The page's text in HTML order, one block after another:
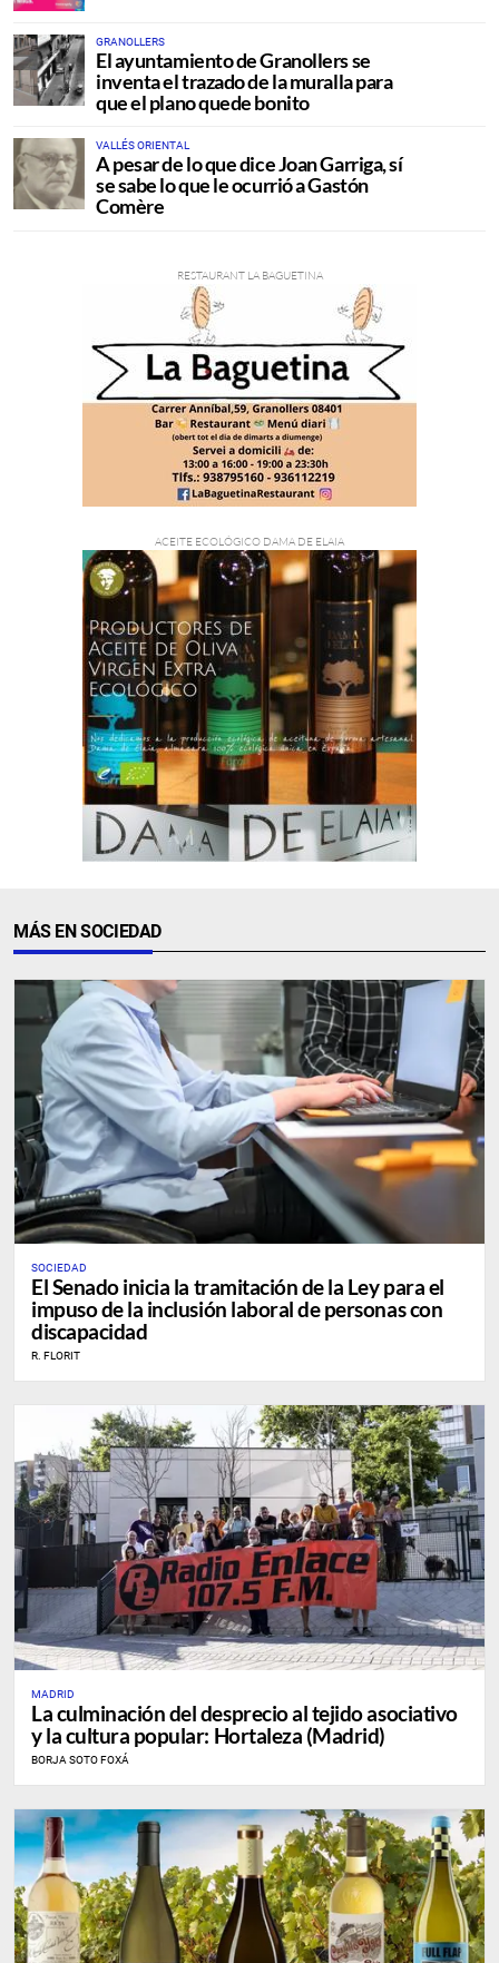
GRANOLLERS
El ayuntamiento de Granollers se
inventa el trazado de la muralla para
que el plano quede bonito
VALLÉS ORIENTAL
A pesar de lo que dice Joan Garriga, sí
se sabe lo que le ocurrió a Gastón
Comère
MÁS EN SOCIEDAD
SOCIEDAD
El Senado inicia la tramitación de la Ley para el
impuso de la inclusión laboral de personas con
discapacidad
R. FLORIT
MADRID
La culminación del desprecio al tejido asociativo
y la cultura popular: Hortaleza (Madrid)
BORJA SOTO FOXÁ